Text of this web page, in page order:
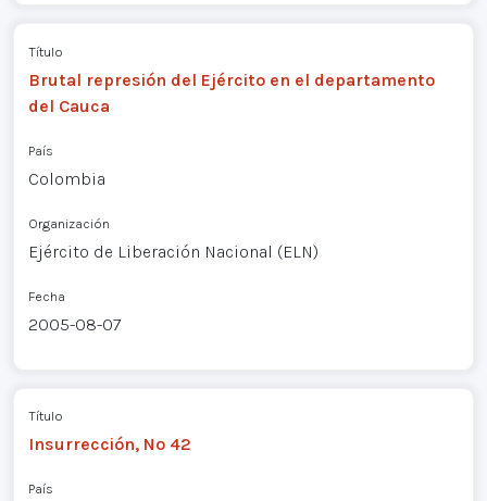
Título
Brutal represión del Ejército en el departamento
del Cauca
País
Colombia
Organización
Ejército de Liberación Nacional (ELN)
Fecha
2005-08-07
Título
Insurrección, Nº 42
País